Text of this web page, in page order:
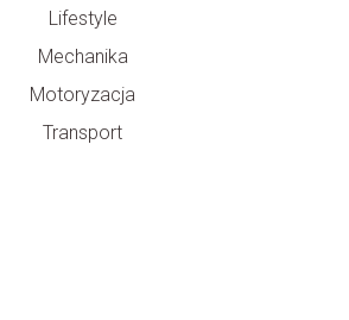
Lifestyle
Mechanika
Motoryzacja
Transport